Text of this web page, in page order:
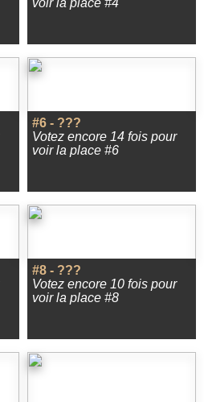
voir la place #4
#6 - ???
Votez encore 14 fois pour
voir la place #6
#8 - ???
Votez encore 10 fois pour
voir la place #8